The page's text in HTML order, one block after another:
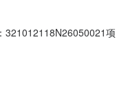
321012118N26050021
已落实。本工程将采用